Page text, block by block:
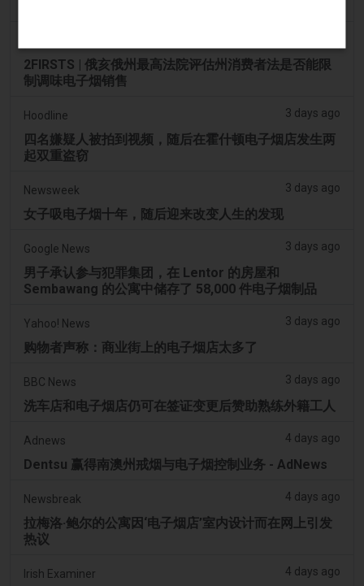
2FIRSTS | 俄亥俄州最高法院评估州消费者法是否能限
制调味电子烟销售
Hoodline 3 days ago
四名嫌疑人被拍到视频，随后在霍什顿电子烟店发生两
起双重盗窃
Newsweek 3 days ago
女子吸电子烟十年，随后迎来改变人生的发现
Google News 3 days ago
男子承认参与犯罪集团，在 Lentor 的房屋和
Sembawang 的公寓中储存了 58,000 件电子烟制品
Yahoo! News 3 days ago
购物者声称：商业街上的电子烟店太多了
BBC News 3 days ago
洗车店和电子烟店仍可在签证变更后赞助熟练外籍工人
Adnews 4 days ago
Dentsu 赢得南澳州戒烟与电子烟控制业务 - AdNews
Newsbreak 4 days ago
拉梅洛·鲍尔的公寓因‘电子烟店’室内设计而在网上引发
热议
Irish Examiner 4 days ago